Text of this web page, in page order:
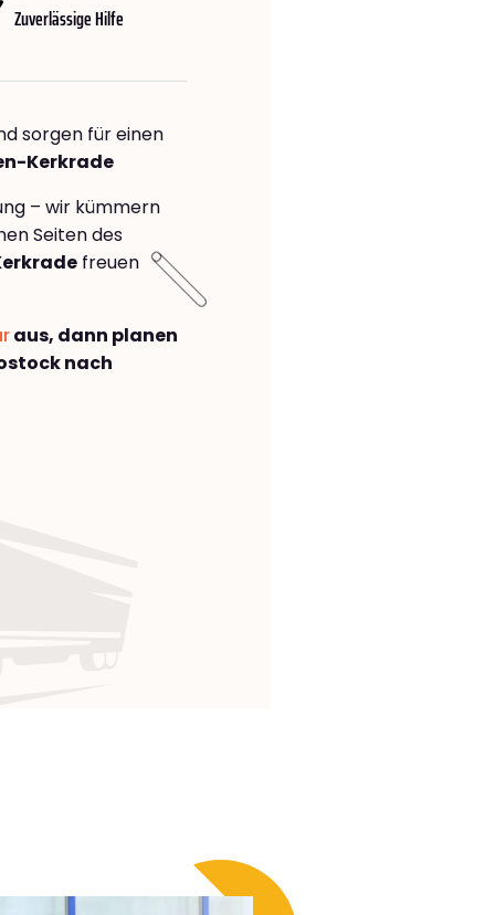
Zuverlässige Hilfe
sorgen für einen
Kerkrade
– wir kümmern
Seiten des
freuen
aus, dann planen
nach